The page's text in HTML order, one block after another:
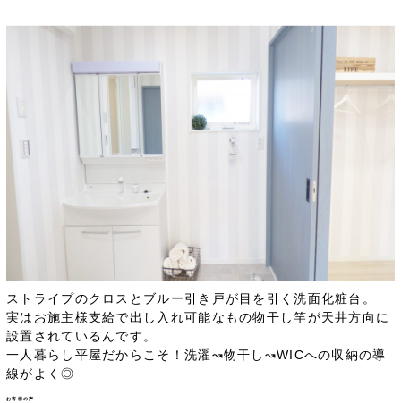
ストライプのクロスとブルー引き戸が目を引く洗面化粧台。
実はお施主様支給で出し入れ可能なもの物干し竿が天井方向に
設置されているんです。
一人暮らし平屋だからこそ！洗濯↝物干し↝WICへの収納の導
線がよく◎
お客様の声